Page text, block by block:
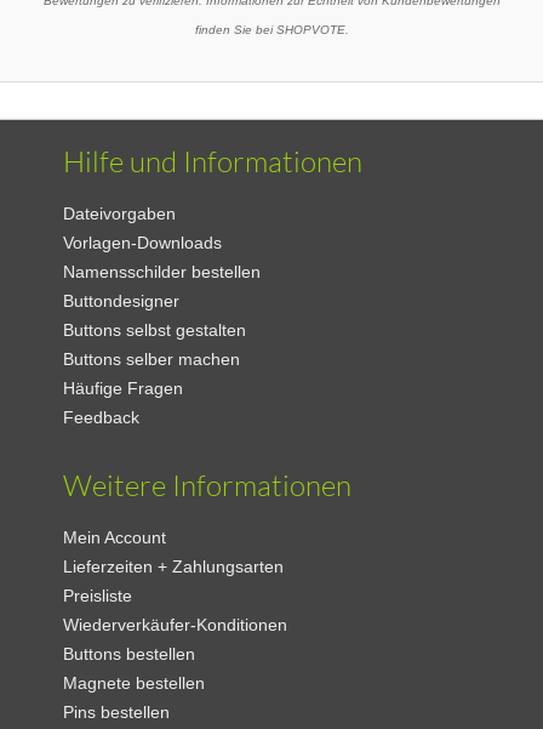
finden Sie bei SHOPVOTE.
Hilfe und Informationen
Dateivorgaben
Vorlagen-Downloads
Namensschilder bestellen
Buttondesigner
Buttons selbst gestalten
Buttons selber machen
Häufige Fragen
Feedback
Weitere Informationen
Mein Account
Lieferzeiten + Zahlungsarten
Preisliste
Wiederverkäufer-Konditionen
Buttons bestellen
Magnete bestellen
Pins bestellen